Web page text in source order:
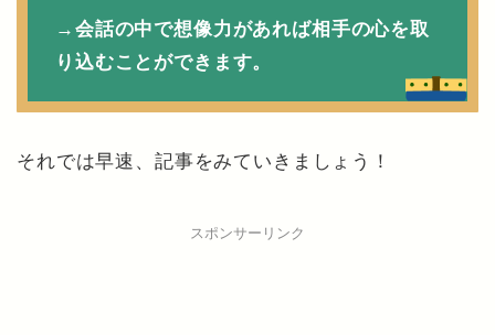
→会話の中で想像力があれば相手の心を取
り込むことができます。
それでは早速、記事をみていきましょう！
スポンサーリンク